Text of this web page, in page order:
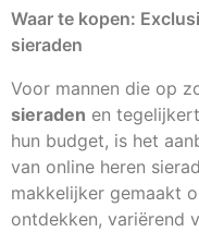
Waar te kopen:
sieraden
Voor mannen die op
sieraden en
hun budget, is het
van online heren
makkelijker gemaakt
ontdekken, variërend